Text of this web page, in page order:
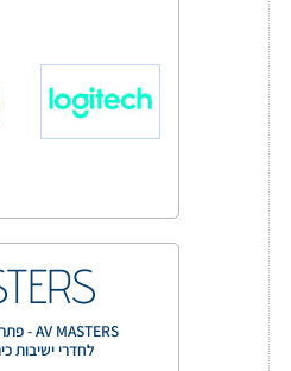
AV MASTERS - פתרונות מולטימדיה מתקדמים
לחדרי ישיבות